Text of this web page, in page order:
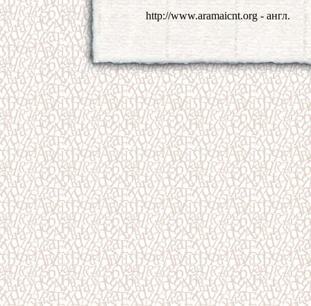
http://www.aramaicnt.org - англ.